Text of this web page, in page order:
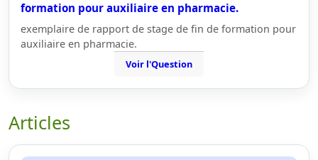
formation pour auxiliaire en pharmacie.
exemplaire de rapport de stage de fin de formation pour
auxiliaire en pharmacie.
Voir l'Question
Articles